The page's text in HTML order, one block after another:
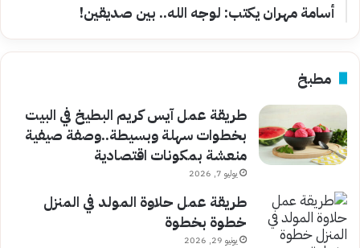
أسامة مهران يكتب: لوجه الله.. بين صديقين!
مطبخ
طريقة عمل آيس كريم البطيخ في البيت
بخطوات سهلة وبسيطة..وصفة صيفية
منعشة بمكونات اقتصادية
يوليو 7, 2026
طريقة عمل حلاوة المولد في المنزل
خطوة بخطوة
يونيو 29, 2026